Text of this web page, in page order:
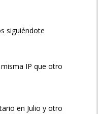
siguiéndote
IP que otro
en Julio y otro